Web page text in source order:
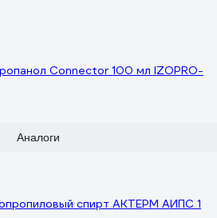
Connector 100 мл IZOPRO-
Аналоги